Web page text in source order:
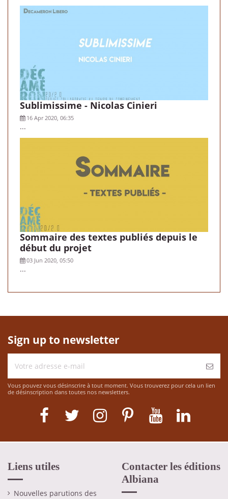
Sublimissime - Nicolas Cinieri
16 Apr 2020, 06:35
...
Sommaire des textes publiés depuis le
début du projet
03 Jun 2020, 05:50
...
Sign up to newsletter
Vous pouvez vous désinscrire à tout moment. Vous trouverez pour cela un lien
de désinscription dans toutes nos newsletters.
Liens utiles
Nouvelles parutions des
Contacter les éditions
Albiana